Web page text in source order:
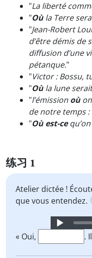
"La liberté
"Oùla Terre
"Jean-Robert
d’être démis de
diffusion d’une
pétanque."
"Victor : Bossu,
"Oùla lune
"l’émission oùon
de notre temps :
"Où est-ce
练习 1
Atelier dictée !
que vous entendez.
Audio
« Oui, .